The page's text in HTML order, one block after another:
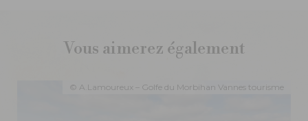
Petit Passeur, bien se renseigner avant sur leurs
- Gare maritime de Vannes - embarcadère de
Vous aimerez également
© A.Lamoureux – Golfe du Morbihan Vannes tourisme